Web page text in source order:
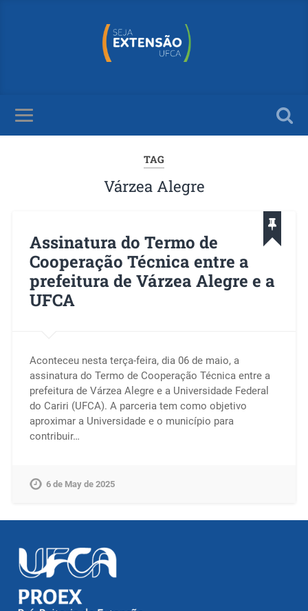
TAG
Várzea Alegre
Assinatura do Termo de
Cooperação Técnica entre a
prefeitura de Várzea Alegre e a
UFCA
Aconteceu nesta terça-feira, dia 06 de maio, a
assinatura do Termo de Cooperação Técnica entre a
prefeitura de Várzea Alegre e a Universidade Federal
do Cariri (UFCA). A parceria tem como objetivo
aproximar a Universidade e o município para
contribuir…
6 de May de 2025